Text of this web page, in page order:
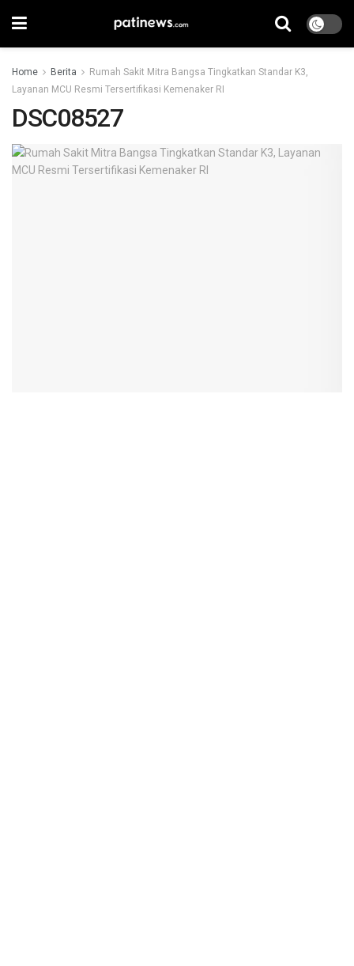
Home Berita
Rumah Sakit Mitra Bangsa Tingkatkan Standar K3,
Layanan MCU Resmi Tersertifikasi Kemenaker RI
DSC08527